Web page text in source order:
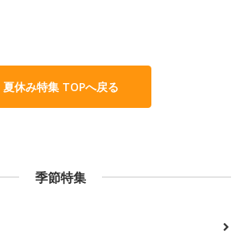
夏休み特集 TOPへ戻る
季節特集